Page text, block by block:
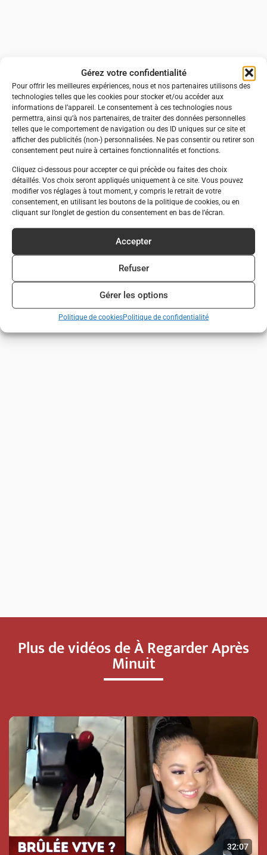
Gérez votre confidentialité
Pour offrir les meilleures expériences, nous et nos partenaires utilisons des
technologies telles que les cookies pour stocker et/ou accéder aux
informations de l’appareil. Le consentement à ces technologies nous
permettra, ainsi qu’à nos partenaires, de traiter des données personnelles
telles que le comportement de navigation ou des ID uniques sur ce site et
afficher des publicités (non-) personnalisées. Ne pas consentir ou retirer son
consentement peut nuire à certaines fonctionnalités et fonctions.
Cliquez ci-dessous pour accepter ce qui précède ou faites des choix
détaillés. Vos choix seront appliqués uniquement à ce site. Vous pouvez
modifier vos réglages à tout moment, y compris le retrait de votre
consentement, en utilisant les boutons de la politique de cookies, ou en
cliquant sur l’onglet de gestion du consentement en bas de l’écran.
Accepter
Refuser
Gérer les options
Politique de cookiesPolitique de confidentialité
Plus de vidéos de À Regarder Après
Minuit
32:07